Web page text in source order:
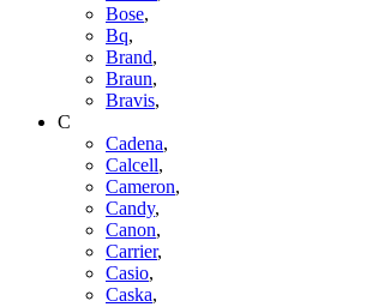
Bose,
Bq,
Brand,
Braun,
Bravis,
C
Cadena,
Calcell,
Cameron,
Candy,
Canon,
Carrier,
Casio,
Caska,